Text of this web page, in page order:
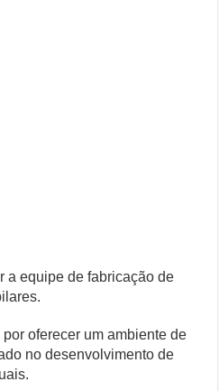
a equipe de fabricação de
oferecer um ambiente de
no desenvolvimento de